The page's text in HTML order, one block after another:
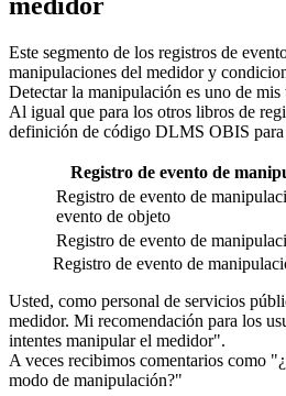
Este segmento de los registros de
manipulaciones del medidor y
Detectar la manipulación es uno de mis
Al igual que para los otros libros de
definición de código DLMS OBIS para
Registro de evento de
Registro de evento de
evento de objeto
Registro de evento de
Registro de evento de
Usted, como personal de servicios
medidor. Mi recomendación para los
intentes manipular el medidor".
A veces recibimos comentarios como
modo de manipulación?"